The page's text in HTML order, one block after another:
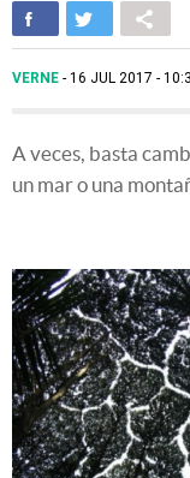
VERNE 16 JUL 2017 -
A veces, basta
un mar o una